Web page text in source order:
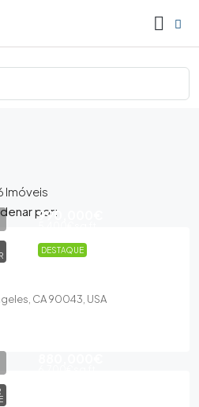
Imóveis
por:
DESTAQUE
990,000€
CA 90043, USA